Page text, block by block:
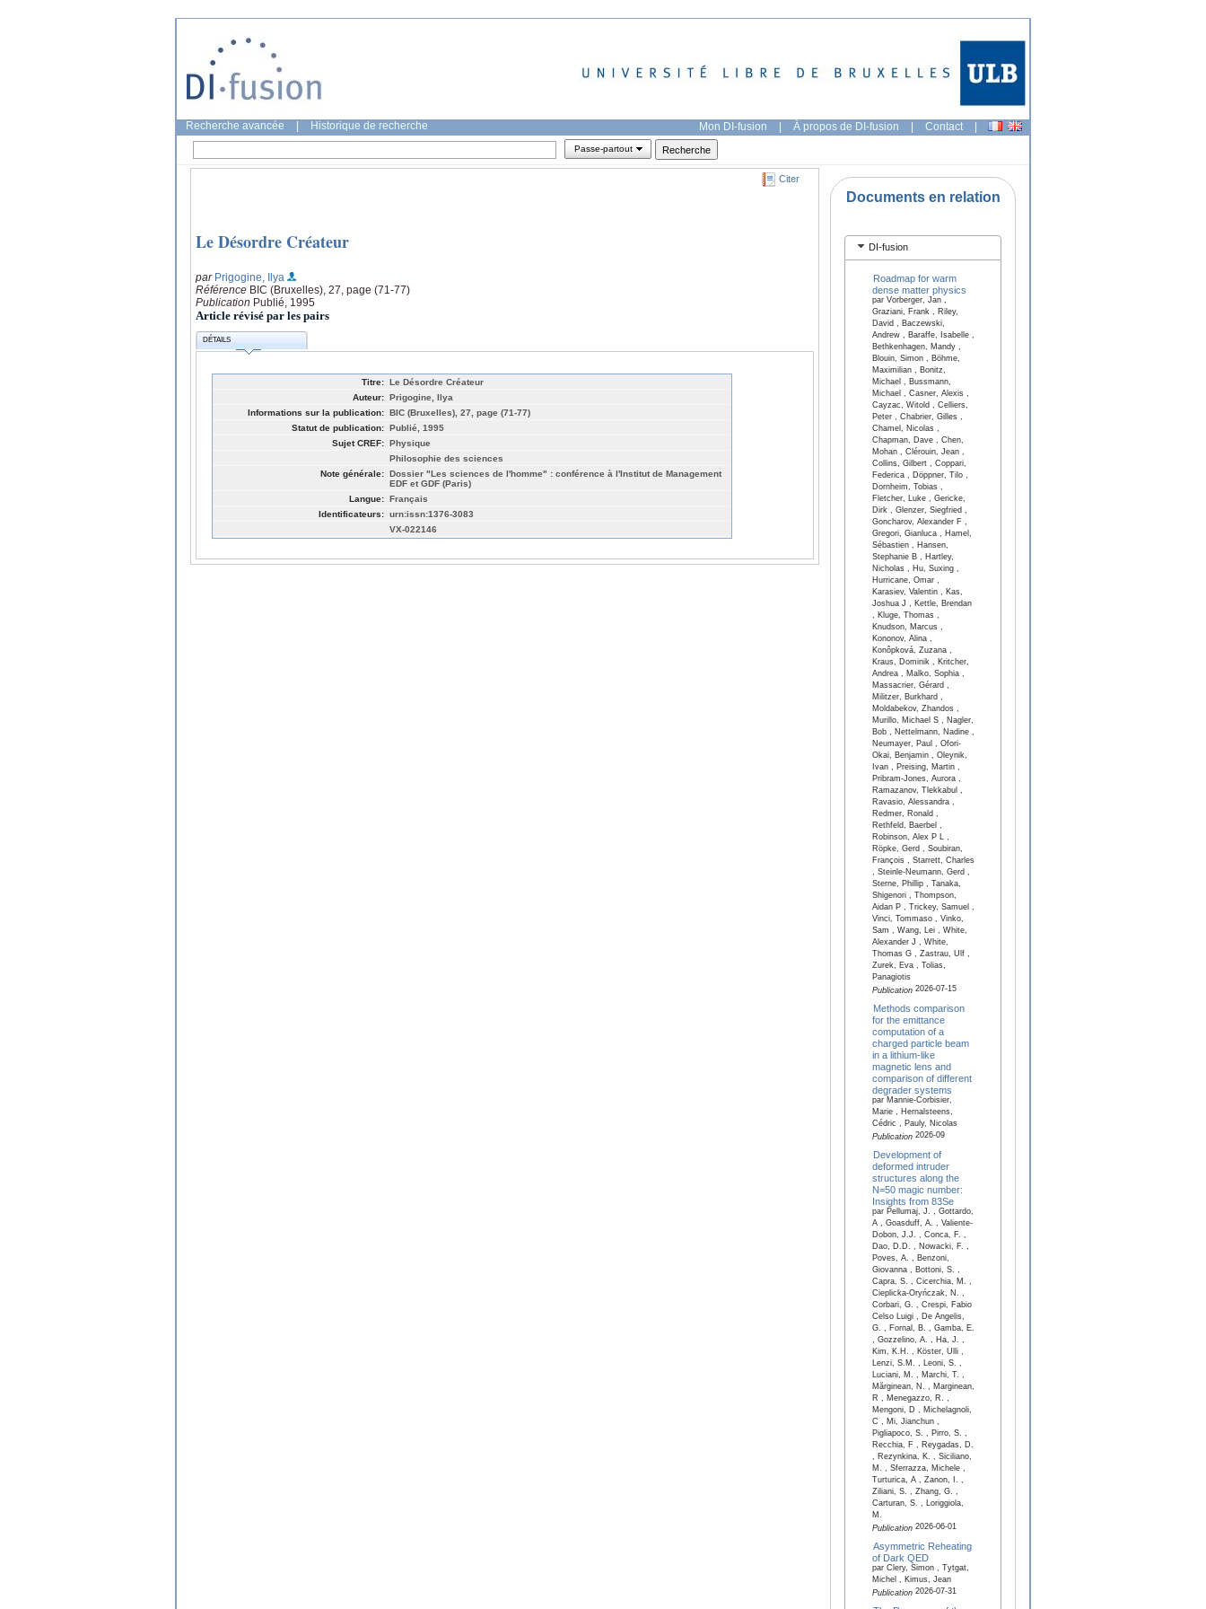
Recherche avancée Historique de recherche Mon DI-fusion | À propos de DI-fusion | Contact |
Passe-partout
Citer
Le Désordre Créateur
par Prigogine, Ilya
Référence BIC (Bruxelles), 27, page (71-77)
Publication Publié, 1995
Article révisé par les pairs
DÉTAILS
Titre: Le Désordre Créateur
Auteur: Prigogine, Ilya
Informations sur la publication: BIC (Bruxelles), 27, page (71-77)
Statut de publication: Publié, 1995
Sujet CREF: Physique
Philosophie des sciences
Note générale: Dossier "Les sciences de l'homme" : conférence à l'Institut de Management
EDF et GDF (Paris)
Langue: Français
Identificateurs: urn:issn:1376-3083
VX-022146
Documents en relation
DI-fusion
Roadmap for warm
dense matter physics
par Vorberger, Jan ,
Graziani, Frank , Riley,
David , Baczewski,
Andrew , Baraffe, Isabelle ,
Bethkenhagen, Mandy ,
Blouin, Simon , Böhme,
Maximilian , Bonitz,
Michael , Bussmann,
Michael , Casner, Alexis ,
Cayzac, Witold , Celliers,
Peter , Chabrier, Gilles ,
Chamel, Nicolas ,
Chapman, Dave , Chen,
Mohan , Clérouin, Jean ,
Collins, Gilbert , Coppari,
Federica , Döppner, Tilo ,
Dornheim, Tobias ,
Fletcher, Luke , Gericke,
Dirk , Glenzer, Siegfried ,
Goncharov, Alexander F ,
Gregori, Gianluca , Hamel,
Sébastien , Hansen,
Stephanie B , Hartley,
Nicholas , Hu, Suxing ,
Hurricane, Omar ,
Karasiev, Valentin , Kas,
Joshua J , Kettle, Brendan
, Kluge, Thomas ,
Knudson, Marcus ,
Kononov, Alina ,
Konôpková, Zuzana ,
Kraus, Dominik , Kritcher,
Andrea , Malko, Sophia ,
Massacrier, Gérard ,
Militzer, Burkhard ,
Moldabekov, Zhandos ,
Murillo, Michael S , Nagler,
Bob , Nettelmann, Nadine ,
Neumayer, Paul , Ofori-
Okai, Benjamin , Oleynik,
Ivan , Preising, Martin ,
Pribram-Jones, Aurora ,
Ramazanov, Tlekkabul ,
Ravasio, Alessandra ,
Redmer, Ronald ,
Rethfeld, Baerbel ,
Robinson, Alex P L ,
Röpke, Gerd , Soubiran,
François , Starrett, Charles
, Steinle-Neumann, Gerd ,
Sterne, Phillip , Tanaka,
Shigenori , Thompson,
Aidan P , Trickey, Samuel ,
Vinci, Tommaso , Vinko,
Sam , Wang, Lei , White,
Alexander J , White,
Thomas G , Zastrau, Ulf ,
Zurek, Eva , Tolias,
Panagiotis
Publication2026-07-15
Methods comparison
for the emittance
computation of a
charged particle beam
in a lithium-like
magnetic lens and
comparison of different
degrader systems
par Mannie-Corbisier,
Marie , Hernalsteens,
Cédric , Pauly, Nicolas
Publication2026-09
Development of
deformed intruder
structures along the
N=50 magic number:
Insights from 83Se
par Pellumaj, J. , Gottardo,
A , Goasduff, A. , Valiente-
Dobon, J.J. , Conca, F. ,
Dao, D.D. , Nowacki, F. ,
Poves, A. , Benzoni,
Giovanna , Bottoni, S. ,
Capra, S. , Cicerchia, M. ,
Cieplicka-Oryńczak, N. ,
Corbari, G. , Crespi, Fabio
Celso Luigi , De Angelis,
G. , Fornal, B. , Gamba, E.
, Gozzelino, A. , Ha, J. ,
Kim, K.H. , Köster, Ulli ,
Lenzi, S.M. , Leoni, S. ,
Luciani, M. , Marchi, T. ,
Mărginean, N. , Marginean,
R , Menegazzo, R. ,
Mengoni, D , Michelagnoli,
C , Mi, Jianchun ,
Pigliapoco, S. , Pirro, S. ,
Recchia, F , Reygadas, D.
, Rezynkina, K. , Siciliano,
M. , Sferrazza, Michele ,
Turturica, A , Zanon, I. ,
Ziliani, S. , Zhang, G. ,
Carturan, S. , Loriggiola,
M.
Publication2026-06-01
Asymmetric Reheating
of Dark QED
par Clery, Simon , Tytgat,
Michel , Kimus, Jean
Publication2026-07-31